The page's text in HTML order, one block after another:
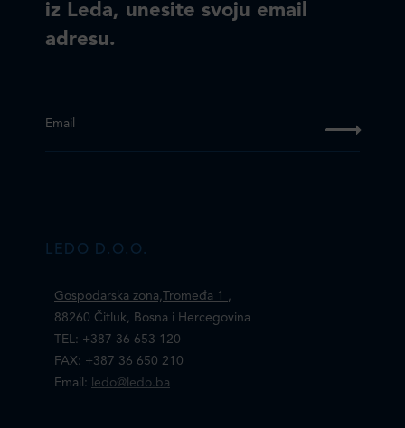
iz Leda, unesite svoju email
adresu.
Email
LEDO D.O.O.
Gospodarska zona,Tromeđa 1 ,
88260 Čitluk, Bosna i Hercegovina
TEL: +387 36 653 120
FAX: +387 36 650 210
Email:
ledo@ledo.ba